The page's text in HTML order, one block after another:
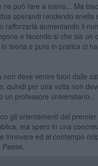
ne può fare a meno... Ma
operandi rendendo snella
rafforzarla aumentando il
e facendo si che sia un
teoria e pure in pratica ci
non deve venire fuori dalle
quindi per una volta non
professore universitario...
gli orientamenti del
ma spero in una
innovare ed al contempo